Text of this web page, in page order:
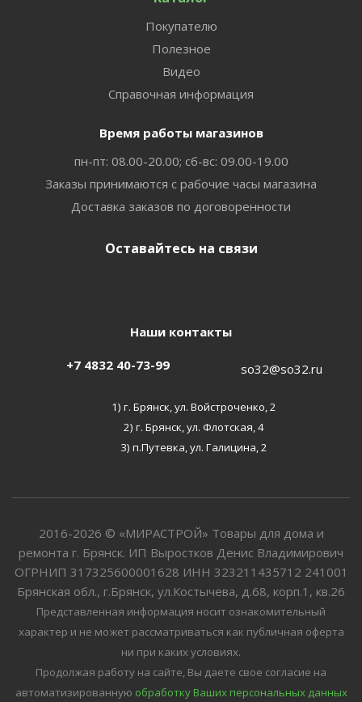
Покупателю
Полезное
Видео
Справочная информация
Время работы магазинов
пн-пт: 08.00-20.00; сб-вс: 09.00-19.00
Заказы принимаются с рабочие часы магазина
Доставка заказов по договоренности
Оставайтесь на связи
Наши контакты
+7 4832 40-73-99 so32@so32.ru
1) г. Брянск, ул. Войстроченко, 2
2) г. Брянск, ул. Флотская, 4
3) п.Путевка, ул. Галицина, 2
2016-2026 © «МИРАСТРОЙ» Товары для дома и
ремонта г. Брянск. ИП Выростков Денис Владимирович
ОГРНИП 317325600001628 ИНН 323211435712 241001
Брянская обл., г.Брянск, ул.Костычева, д.68, корп.1, кв.26
Представленная информация носит ознакомительный
характер и не может рассматриваться как публичная оферта
ни при каких условиях.
Продолжая работу на сайте, Вы даете свое согласие на
автоматизированную обработку Ваших персональных данных